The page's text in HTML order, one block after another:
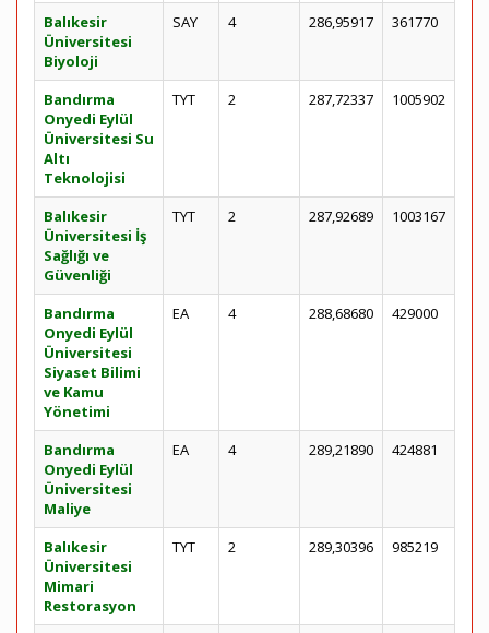
Balıkesir
Üniversitesi
Biyoloji
SAY 4 286,95917 361770
Bandırma
Onyedi Eylül
Üniversitesi Su
Altı
Teknolojisi
TYT 2 287,72337 1005902
Balıkesir
Üniversitesi İş
Sağlığı ve
Güvenliği
TYT 2 287,92689 1003167
Bandırma
Onyedi Eylül
Üniversitesi
Siyaset Bilimi
ve Kamu
Yönetimi
EA 4 288,68680 429000
Bandırma
Onyedi Eylül
Üniversitesi
Maliye
EA 4 289,21890 424881
Balıkesir
Üniversitesi
Mimari
Restorasyon
TYT 2 289,30396 985219